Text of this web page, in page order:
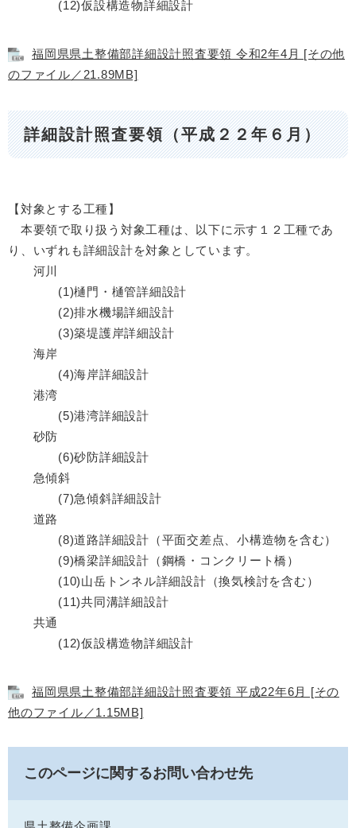
(12)仮設構造物詳細設計
福岡県県土整備部詳細設計照査要領 令和2年4月 [その他
のファイル／21.89MB]
詳細設計照査要領（平成２２年６月）
【対象とする工種】
本要領で取り扱う対象工種は、以下に示す１２工種であ
り、いずれも詳細設計を対象としています。
河川
(1)樋門・樋管詳細設計
(2)排水機場詳細設計
(3)築堤護岸詳細設計
海岸
(4)海岸詳細設計
港湾
(5)港湾詳細設計
砂防
(6)砂防詳細設計
急傾斜
(7)急傾斜詳細設計
道路
(8)道路詳細設計（平面交差点、小構造物を含む）
(9)橋梁詳細設計（鋼橋・コンクリート橋）
(10)山岳トンネル詳細設計（換気検討を含む）
(11)共同溝詳細設計
共通
(12)仮設構造物詳細設計
福岡県県土整備部詳細設計照査要領 平成22年6月 [その
他のファイル／1.15MB]
このページに関するお問い合わせ先